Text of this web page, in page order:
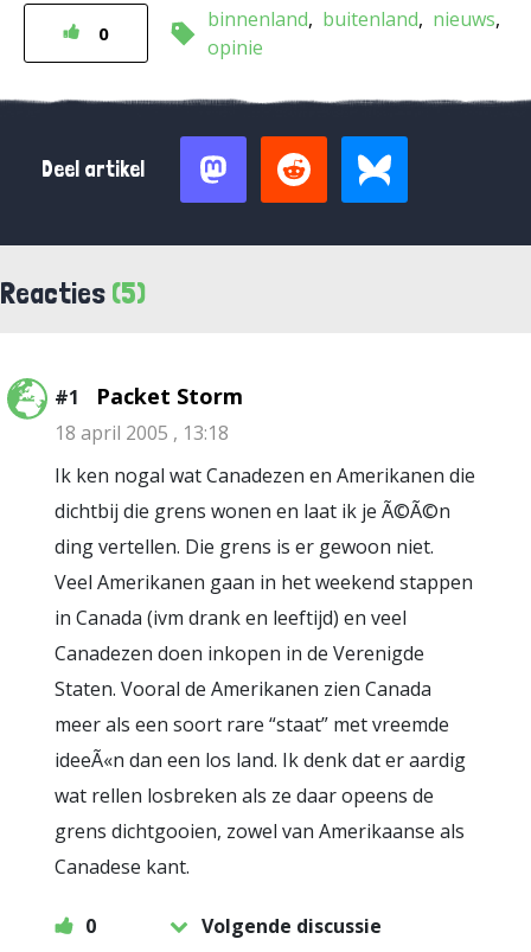
0
binnenland buitenland
nieuws
opinie
Deel artikel
Reacties (5)
#1 Packet Storm
18 april 2005 , 13:18
Ik ken nogal wat Canadezen en Amerikanen die
dichtbij die grens wonen en laat ik je Ã©Ã©n
ding vertellen. Die grens is er gewoon niet.
Veel Amerikanen gaan in het weekend stappen
in Canada (ivm drank en leeftijd) en veel
Canadezen doen inkopen in de Verenigde
Staten. Vooral de Amerikanen zien Canada
meer als een soort rare “staat” met vreemde
ideeÃ«n dan een los land. Ik denk dat er aardig
wat rellen losbreken als ze daar opeens de
grens dichtgooien, zowel van Amerikaanse als
Canadese kant.
0 Volgende discussie